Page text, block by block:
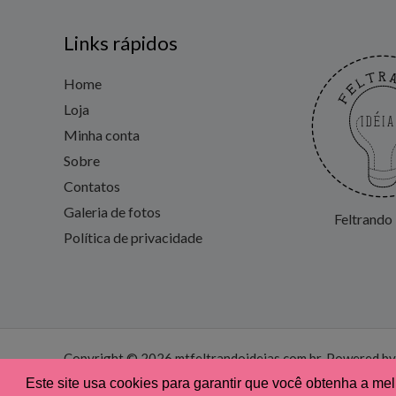
Links rápidos
Home
Loja
Minha conta
Sobre
Contatos
Galeria de fotos
Política de privacidade
Feltrando
Copyright © 2026 mtfeltrandoideias.com.br. Powered
Este site usa cookies para garantir que você obtenha a